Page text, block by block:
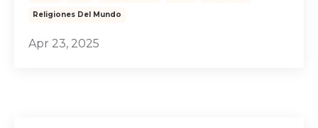
Religiones Del Mundo
Apr 23, 2025